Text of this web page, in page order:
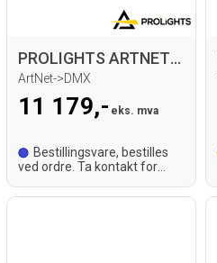
PROLIGHTS ARTNETNODE5P Converter
ArtNet->DMX
11 179,- eks. mva
Bestillingsvare, bestilles
ved ordre. Ta kontakt for